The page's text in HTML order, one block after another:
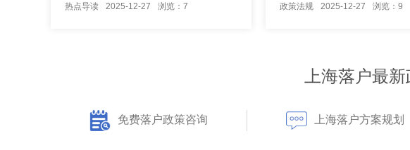
热点导读
2025-12-27 浏览：7
政策法规
2025-12-27 浏览：9
上海落户最
免费落户政策咨询 上海落户方案规划